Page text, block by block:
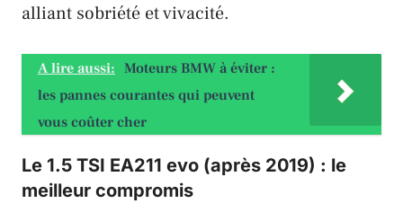
alliant sobriété et vivacité.
A lire aussi: Moteurs BMW à éviter :
les pannes courantes qui peuvent
vous coûter cher
Le 1.5 TSI EA211 evo (après 2019) : le
meilleur compromis